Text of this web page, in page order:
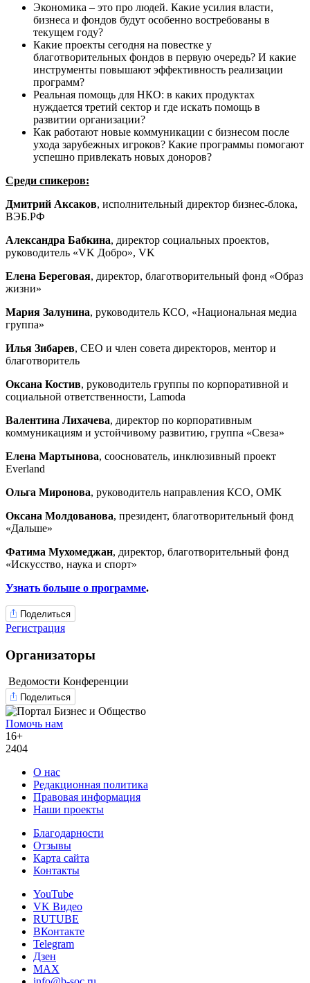
Экономика – это про людей. Какие усилия власти,
бизнеса и фондов будут особенно востребованы в
текущем году?
Какие проекты сегодня на повестке у
благотворительных фондов в первую очередь? И какие
инструменты повышают эффективность реализации
программ?
Реальная помощь для НКО: в каких продуктах
нуждается третий сектор и где искать помощь в
развитии организации?
Как работают новые коммуникации с бизнесом после
ухода зарубежных игроков? Какие программы помогают
успешно привлекать новых доноров?
Среди спикеров:
Дмитрий Аксаков, исполнительный директор бизнес-блока,
ВЭБ.РФ
Александра Бабкина, директор социальных проектов,
руководитель «VK Добро», VK
Елена Береговая, директор, благотворительный фонд «Образ
жизни»
Мария Залунина, руководитель КСО, «Национальная медиа
группа»
Илья Зибарев, СЕО и член совета директоров, ментор и
благотворитель
Оксана Костив, руководитель группы по корпоративной и
социальной ответственности, Lamoda
Валентина Лихачева, директор по корпоративным
коммуникациям и устойчивому развитию, группа «Свеза»
Елена Мартынова, сооснователь, инклюзивный проект
Everland
Ольга Миронова, руководитель направления КСО, ОМК
Оксана Молдованова, президент, благотворительный фонд
«Дальше»
Фатима Мухомеджан, директор, благотворительный фонд
«Искусство, наука и спорт»
Узнать больше о программе.
Поделиться
Регистрация
Организаторы
Ведомости Конференции
Поделиться
Помочь нам
16+
2404
О нас
Редакционная политика
Правовая информация
Наши проекты
Благодарности
Отзывы
Карта сайта
Контакты
YouTube
VK Видео
RUTUBE
ВКонтакте
Telegram
Дзен
MAX